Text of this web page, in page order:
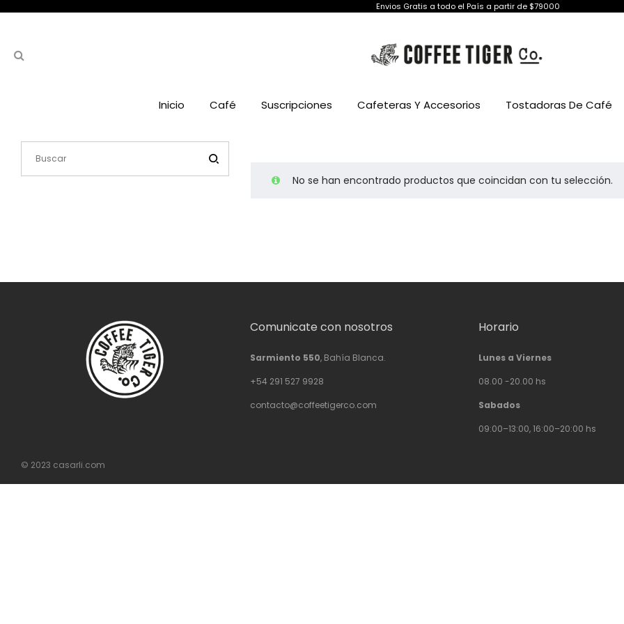
Envios Gratis a todo el País a partir de $79000
Inicio Café Suscripciones Cafeteras Y Accesorios Tostadoras De Café
No se han encontrado productos que coincidan con tu selección.
Comunicate con nosotros
Sarmiento 550, Bahía Blanca.
+54 291 527 9928
contacto@coffeetigerco.com
Horario
Lunes a Viernes
08.00 -20.00 hs
Sabados
09:00–13:00, 16:00–20:00 hs
© 2023 casarli.com